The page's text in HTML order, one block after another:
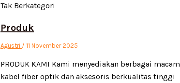
Tak Berkategori
Produk
Agustri / 11 November 2025
PRODUK KAMI Kami menyediakan berbagai macam
kabel fiber optik dan aksesoris berkualitas tinggi